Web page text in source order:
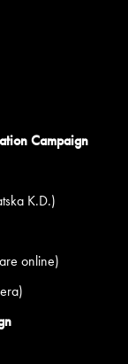
Campaign
K.D.)
online)